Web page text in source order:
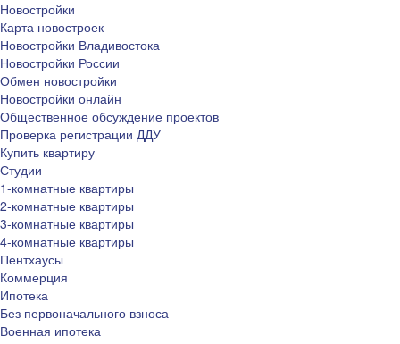
Новостройки
Карта новостроек
Новостройки Владивостока
Новостройки России
Обмен новостройки
Новостройки онлайн
Общественное обсуждение проектов
Проверка регистрации ДДУ
Купить квартиру
Студии
1-комнатные квартиры
2-комнатные квартиры
3-комнатные квартиры
4-комнатные квартиры
Пентхаусы
Коммерция
Ипотека
Без первоначального взноса
Военная ипотека